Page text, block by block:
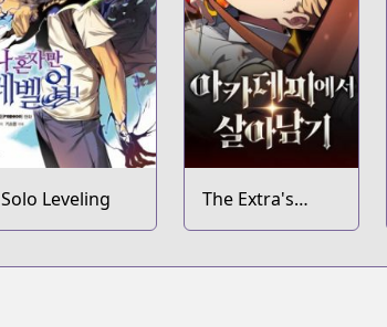
Solo Leveling
The Extra's
Academy